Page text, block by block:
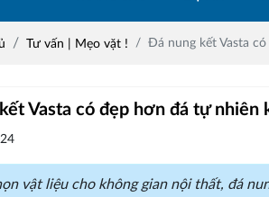
Tư vấn | Mẹo vặt ! Đá nung kết Vasta
Vasta có đẹp hơn đá tự nhiên
vật liệu cho không gian nội thất, đá